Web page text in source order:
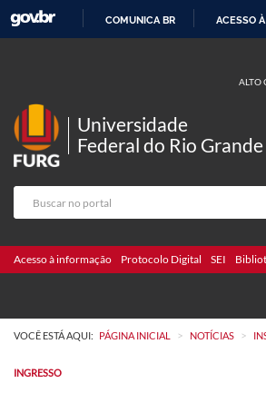
COMUNICA BR ACESSO
ALTO
Universidade
Federal do Rio Grande
Acesso à informação Protocolo Digital SEI
VOCÊ ESTÁ AQUI: PÁGINA INICIAL > NOTÍCIAS >
INGRESSO